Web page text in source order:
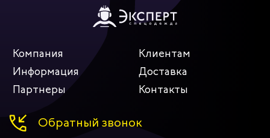
Компания
Клиентам
Информация
Доставка
Партнеры
Контакты
Обратный звонок